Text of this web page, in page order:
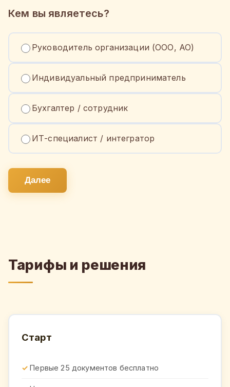
Кем вы являетесь?
Руководитель организации (ООО, АО)
Индивидуальный предприниматель
Бухгалтер / сотрудник
ИТ-специалист / интегратор
Далее
Тарифы и решения
Старт
Первые 25 документов бесплатно